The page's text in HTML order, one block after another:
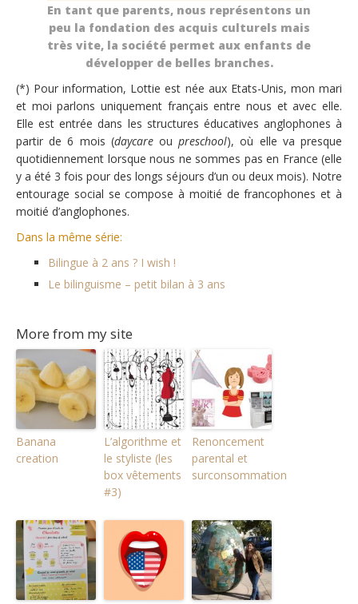
En tant que parents, nous représentons un
peu la fondation des acquis culturels mais
très vite, la société permet aux enfants de
développer de belles branches.
(*) Pour information, Lottie est née aux Etats-Unis, mon mari
et moi parlons uniquement français entre nous et avec elle.
Elle est entrée dans les structures éducatives anglophones à
partir de 6 mois (daycareoupreschool), où elle va presque
quotidiennement lorsque nous ne sommes pas en France (elle
y a été 3 fois pour des longs séjours d’un ou deux mois). Notre
entourage social se compose à moitié de francophones et à
moitié d’anglophones.
Dans la même série:
Bilingue à 2 ans ? I wish !
Le bilinguisme – petit bilan à 3 ans
More from my site
Banana
creation
L’algorithme et
le styliste (les
box vêtements
#3)
Renoncement
parental et
surconsommation